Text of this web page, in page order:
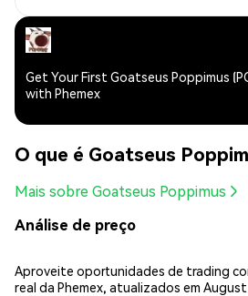
Get Your First Goatseus Poppimus
with Phemex
O que é Goatseus
Mais sobre Goatseus Poppimus
Análise de preço
Aproveite oportunidades de trading
real da Phemex, atualizados em August